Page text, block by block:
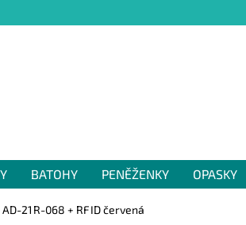
BATOHY PENĚŽENKY OPASKY
21R-068 + RFID červená